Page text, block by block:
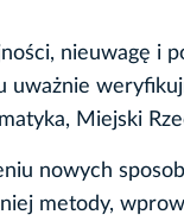
nieuwagę i
uważnie
Miejski
nowych
metody,